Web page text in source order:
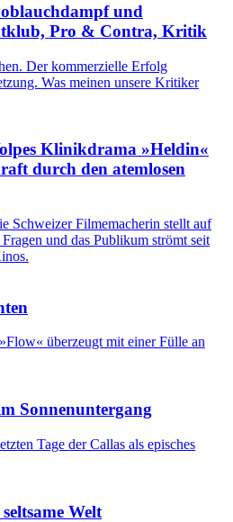
und
Pro & Contra, Kritik
Der kommerzielle Erfolg
Was meinen unsere Kritiker
Klinikdrama »Heldin«
durch den atemlosen
Schweizer Filmemacherin stellt auf
und das Publikum strömt seit
überzeugt mit einer Fülle an
Sonnenuntergang
Tage der Callas als episches
Welt